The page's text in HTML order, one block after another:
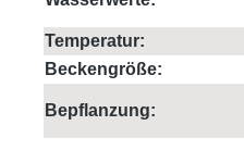
Temperatur:
Beckengröße:
Bepflanzung: